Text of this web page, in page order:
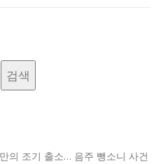
검색
의 조기 출소… 음주 뺑소니 사건